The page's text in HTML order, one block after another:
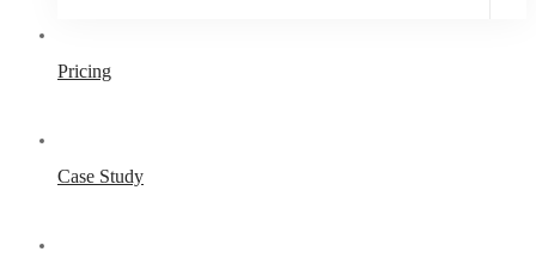
Pricing
Case Study